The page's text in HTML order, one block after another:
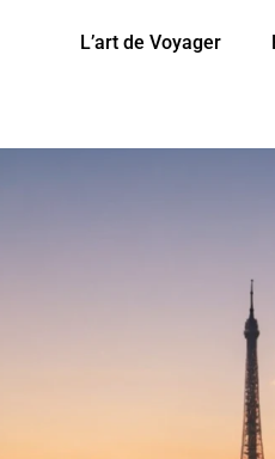
L’art de Voyager